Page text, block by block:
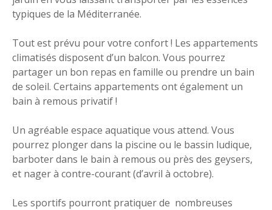
typiques de la Méditerranée.
Tout est prévu pour votre confort ! Les appartements
climatisés disposent d’un balcon. Vous pourrez
partager un bon repas en famille ou prendre un bain
de soleil. Certains appartements ont également un
bain à remous privatif !
Un agréable espace aquatique vous attend. Vous
pourrez plonger dans la piscine ou le bassin ludique,
barboter dans le bain à remous ou près des geysers,
et nager à contre-courant (d’avril à octobre).
Les sportifs pourront pratiquer de nombreuses